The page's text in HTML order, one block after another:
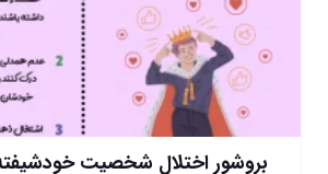
بروشور اختلال شخصیت